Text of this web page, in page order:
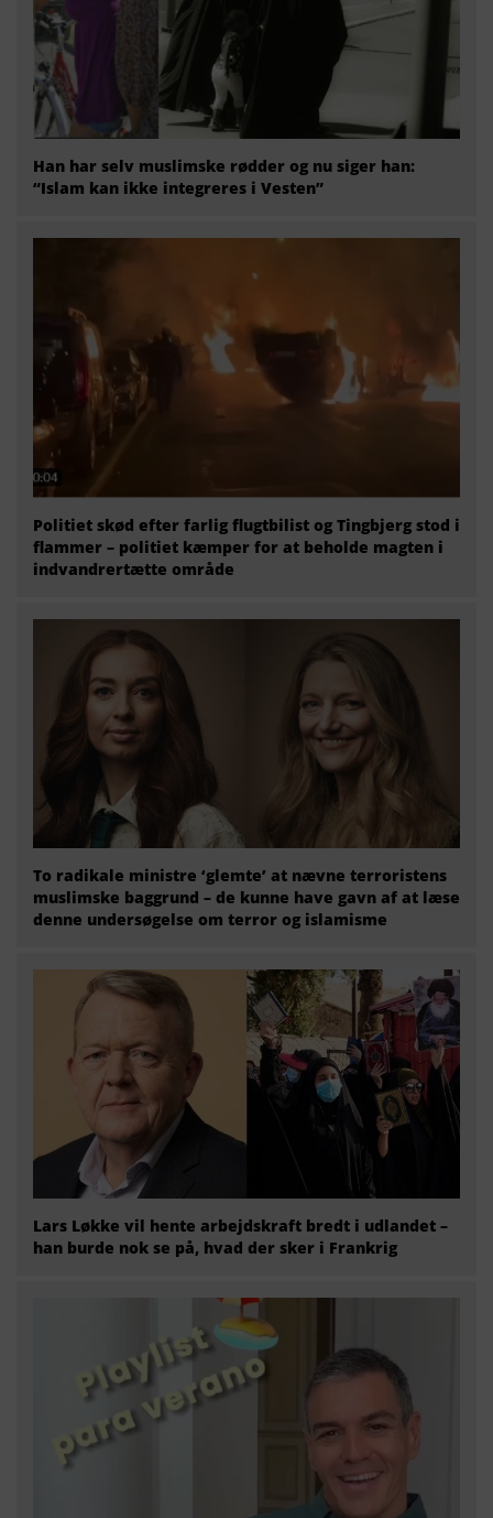
Han har selv muslimske rødder og nu siger han:
“Islam kan ikke integreres i Vesten”
Politiet skød efter farlig flugtbilist og Tingbjerg stod i
flammer – politiet kæmper for at beholde magten i
indvandrertætte område
To radikale ministre ‘glemte’ at nævne terroristens
muslimske baggrund – de kunne have gavn af at læse
denne undersøgelse om terror og islamisme
Lars Løkke vil hente arbejdskraft bredt i udlandet –
han burde nok se på, hvad der sker i Frankrig